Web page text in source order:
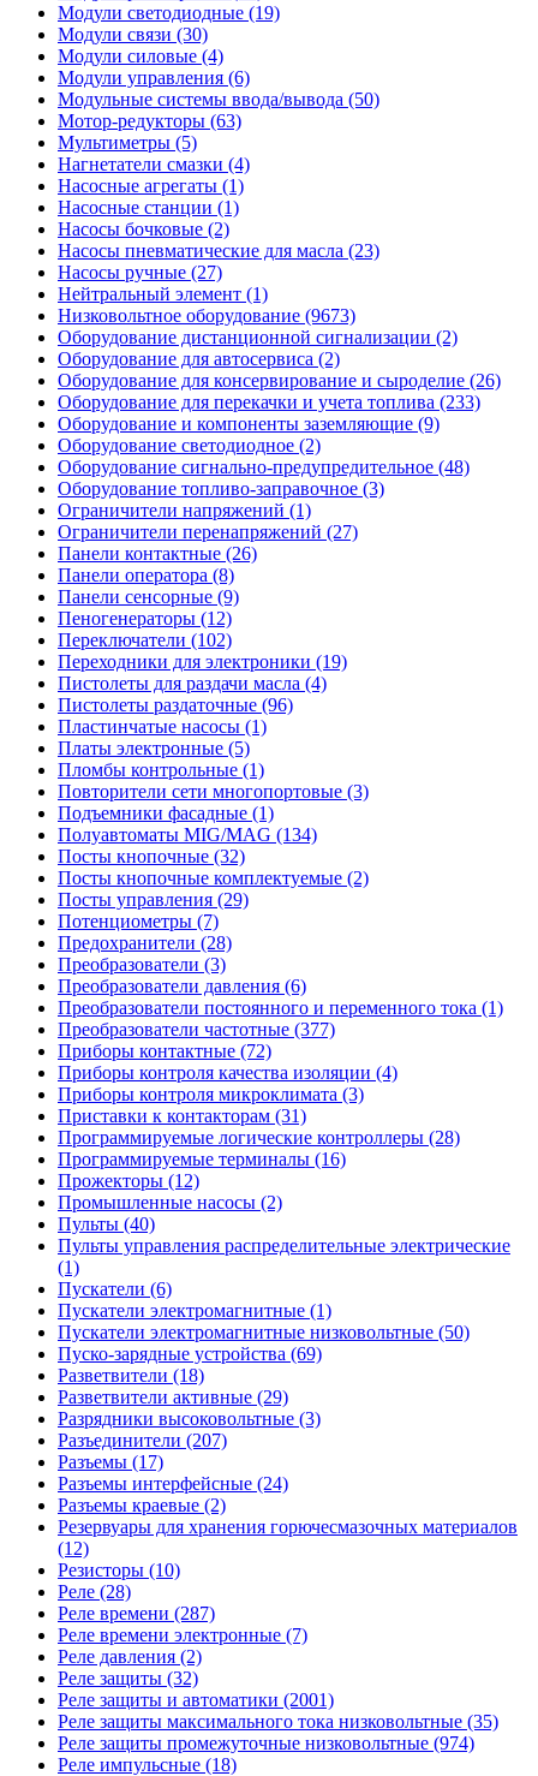
Модули светодиодные (19)
Модули связи (30)
Модули силовые (4)
Модули управления (6)
Модульные системы ввода/вывода (50)
Мотор-редукторы (63)
Мультиметры (5)
Нагнетатели смазки (4)
Насосные агрегаты (1)
Насосные станции (1)
Насосы бочковые (2)
Насосы пневматические для масла (23)
Насосы ручные (27)
Нейтральный элемент (1)
Низковольтное оборудование (9673)
Оборудование дистанционной сигнализации (2)
Оборудование для автосервиса (2)
Оборудование для консервирование и сыроделие (26)
Оборудование для перекачки и учета топлива (233)
Оборудование и компоненты заземляющие (9)
Оборудование светодиодное (2)
Оборудование сигнально-предупредительное (48)
Оборудование топливо-заправочное (3)
Ограничители напряжений (1)
Ограничители перенапряжений (27)
Панели контактные (26)
Панели оператора (8)
Панели сенсорные (9)
Пеногенераторы (12)
Переключатели (102)
Переходники для электроники (19)
Пистолеты для раздачи масла (4)
Пистолеты раздаточные (96)
Пластинчатые насосы (1)
Платы электронные (5)
Пломбы контрольные (1)
Повторители сети многопортовые (3)
Подъемники фасадные (1)
Полуавтоматы MIG/MAG (134)
Посты кнопочные (32)
Посты кнопочные комплектуемые (2)
Посты управления (29)
Потенциометры (7)
Предохранители (28)
Преобразователи (3)
Преобразователи давления (6)
Преобразователи постоянного и переменного тока (1)
Преобразователи частотные (377)
Приборы контактные (72)
Приборы контроля качества изоляции (4)
Приборы контроля микроклимата (3)
Приставки к контакторам (31)
Программируемые логические контроллеры (28)
Программируемые терминалы (16)
Прожекторы (12)
Промышленные насосы (2)
Пульты (40)
Пульты управления распределительные электрические
(1)
Пускатели (6)
Пускатели электромагнитные (1)
Пускатели электромагнитные низковольтные (50)
Пуско-зарядные устройства (69)
Разветвители (18)
Разветвители активные (29)
Разрядники высоковольтные (3)
Разъединители (207)
Разъемы (17)
Разъемы интерфейсные (24)
Разъемы краевые (2)
Резервуары для хранения горючесмазочных материалов
(12)
Резисторы (10)
Реле (28)
Реле времени (287)
Реле времени электронные (7)
Реле давления (2)
Реле защиты (32)
Реле защиты и автоматики (2001)
Реле защиты максимального тока низковольтные (35)
Реле защиты промежуточные низковольтные (974)
Реле импульсные (18)